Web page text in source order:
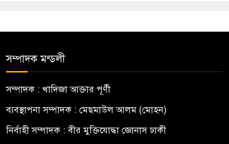
সম্পাদক মন্ডলী
সম্পাদক : খাদিজা আক্তার পূর্ণী
ব্যবস্থাপনা সম্পাদক : মেছমাউল আলম (মোহন)
নির্বাহী সম্পাদক : বীর মুক্তিযোদ্ধা জোনাস ঢাকী